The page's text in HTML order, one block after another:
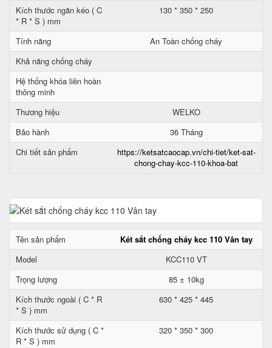
Kích thước ngăn kéo ( C
* R * S ) mm
130 * 350 * 250
Tính năng
An Toàn chống cháy
Khả năng chống cháy
Hệ thống khóa liên hoàn
thông minh
Thương hiệu
WELKO
Bảo hành
36 Tháng
Chi tiết sản phẩm
https://ketsatcaocap.vn/chi-tiet/ket-sat-
chong-chay-kcc-110-khoa-bat
Tên sản phẩm
Két sắt chống cháy kcc 110 Vân tay
Model
KCC110 VT
Trọng lượng
85 ± 10kg
Kích thước ngoài ( C * R
* S ) mm
630 * 425 * 445
Kích thước sử dụng ( C *
R * S ) mm
320 * 350 * 300